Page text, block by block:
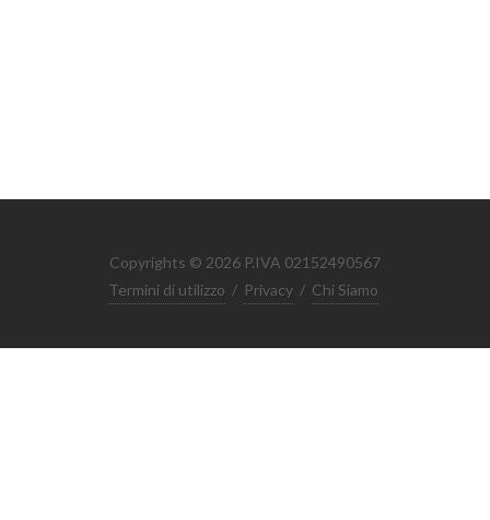
Copyrights © 2026 P.IVA 02152490567
Termini di utilizzo / Privacy / Chi Siamo